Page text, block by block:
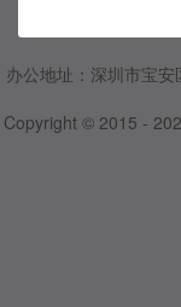
办公地址：深圳市宝
Copyright © 2015 -